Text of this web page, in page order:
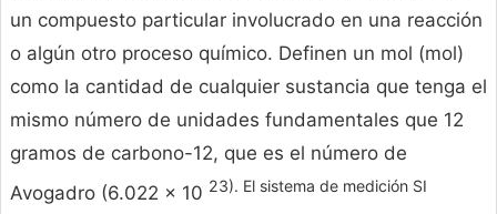
un compuesto particular involucrado en una reacción
o algún otro proceso químico. Definen un mol (mol)
como la cantidad de cualquier sustancia que tenga el
mismo número de unidades fundamentales que 12
gramos de carbono-12, que es el número de
Avogadro (6.022 × 10 23). El sistema de medición SI